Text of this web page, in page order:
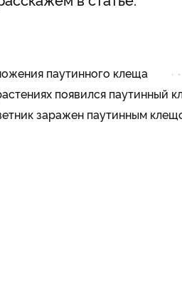
паутинного клеща
появился паутинный
заражен паутинным